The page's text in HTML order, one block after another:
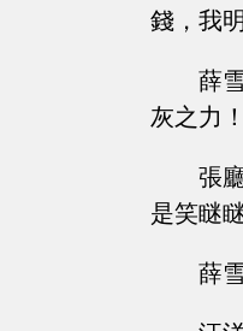
錢，我
薛
灰之力
張
是笑瞇
薛